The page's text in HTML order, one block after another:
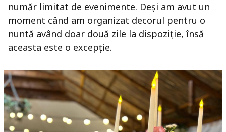
număr limitat de evenimente. Deși am avut un
moment când am organizat decorul pentru o
nuntă având doar două zile la dispoziție, însă
aceasta este o excepție.